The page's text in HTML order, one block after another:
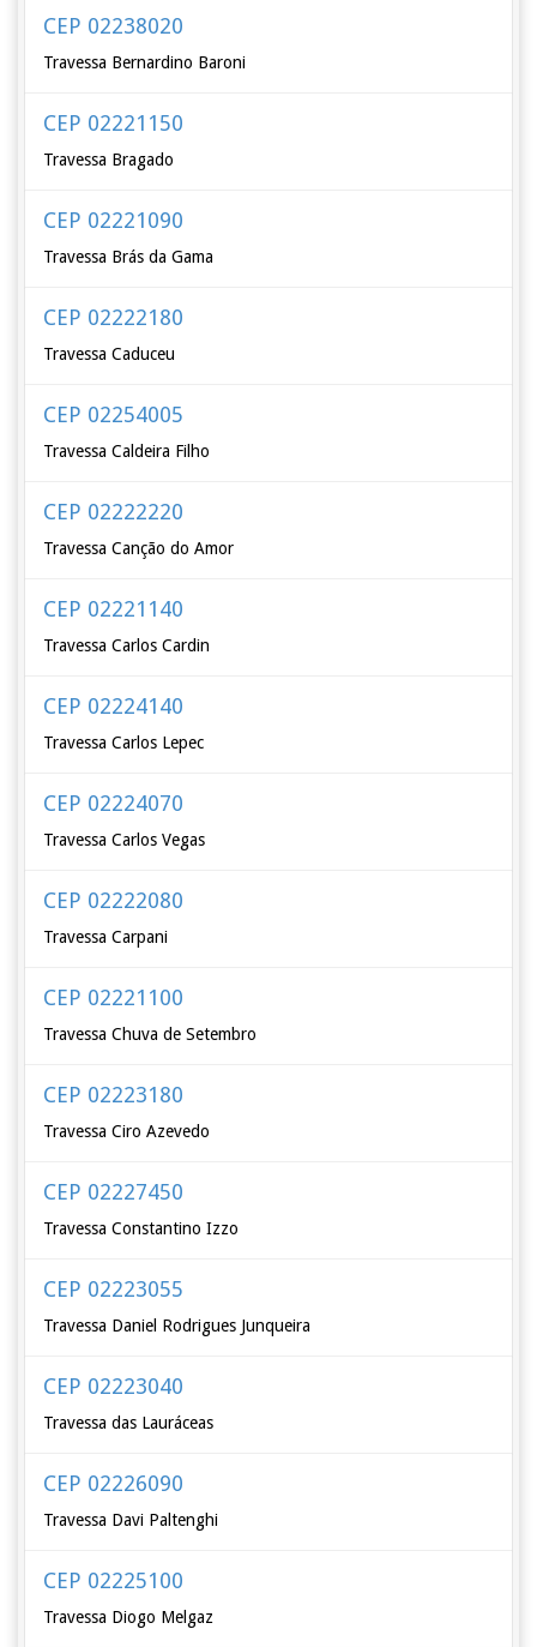
CEP 02238020
Travessa Bernardino Baroni
CEP 02221150
Travessa Bragado
CEP 02221090
Travessa Brás da Gama
CEP 02222180
Travessa Caduceu
CEP 02254005
Travessa Caldeira Filho
CEP 02222220
Travessa Canção do Amor
CEP 02221140
Travessa Carlos Cardin
CEP 02224140
Travessa Carlos Lepec
CEP 02224070
Travessa Carlos Vegas
CEP 02222080
Travessa Carpani
CEP 02221100
Travessa Chuva de Setembro
CEP 02223180
Travessa Ciro Azevedo
CEP 02227450
Travessa Constantino Izzo
CEP 02223055
Travessa Daniel Rodrigues Junqueira
CEP 02223040
Travessa das Lauráceas
CEP 02226090
Travessa Davi Paltenghi
CEP 02225100
Travessa Diogo Melgaz